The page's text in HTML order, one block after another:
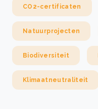
CO2-certificaten
Natuurprojecten
Biodiversiteit
Klimaatneutraliteit